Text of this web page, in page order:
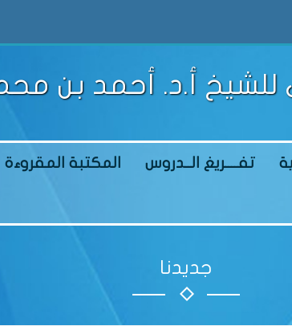
أ.د. أحمد بن
تفــــريغ الــدروس المكتبة المقروءة
جديدنا